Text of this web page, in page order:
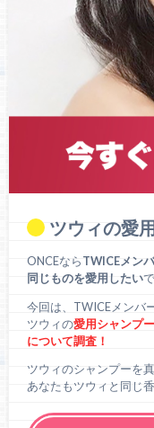
ツウィの愛
ONCEならTWICEメン
同じものを愛用したい
今回は、TWICEメンバ
ツウィの愛用シャンプー
について調査！
ツウィのシャンプーを
あなたもツウィと同じ